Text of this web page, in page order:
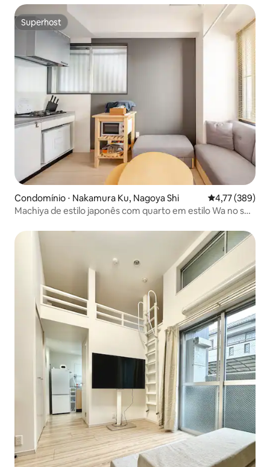
Máquina de lavar com secador | Fechadura automática de
segurança
Superhost
Superhost
Condomínio ⋅ Nakamura Ku, Nagoya Shi 4,77 de uma
4,77 (389)
Machiya de estilo japonês com quarto em estilo Wa no sul
de mão. Para até 4 pessoas. Distrito de Nakamura.
Tatame. Experiência de cerimônia do chá.